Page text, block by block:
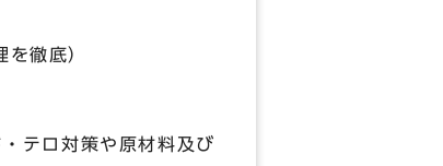
徹底）
ロ対策や原材料及び